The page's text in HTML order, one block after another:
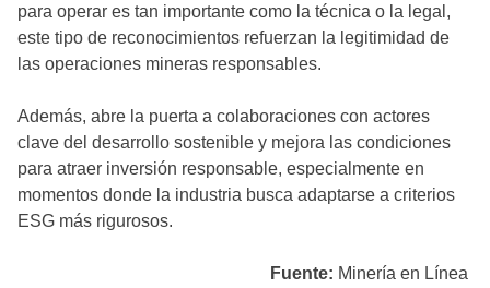
para operar es tan importante como la técnica o la legal,
este tipo de reconocimientos refuerzan la legitimidad de
las operaciones mineras responsables.
Además, abre la puerta a colaboraciones con actores
clave del desarrollo sostenible y mejora las condiciones
para atraer inversión responsable, especialmente en
momentos donde la industria busca adaptarse a criterios
ESG más rigurosos.
Fuente: Minería en Línea